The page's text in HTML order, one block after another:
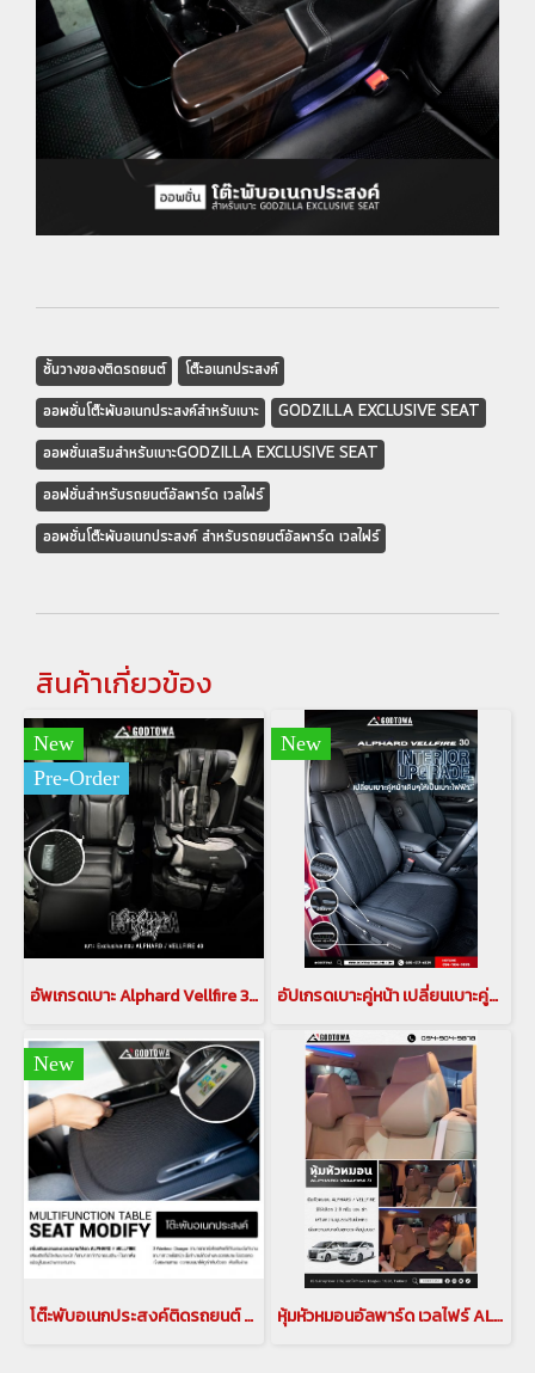
ชั้นวางของติดรถยนต์
โต๊ะอเนกประสงค์
ออพชั่นโต๊ะพับอเนกประสงค์สำหรับเบาะ
GODZILLA EXCLUSIVE SEAT
ออพชั่นเสริมสำหรับเบาะGODZILLA EXCLUSIVE SEAT
ออฟชั่นสำหรับรถยนต์อัลพาร์ด เวลไฟร์
ออพชั่นโต๊ะพับอเนกประสงค์ สำหรับรถยนต์อัลพาร์ด เวลไฟร์
สินค้าเกี่ยวข้อง
New
Pre-Order
อัพเกรดเบาะ Alphard Vellfire 30 เป็นทรง 40 Godzilla Exclusive Seat เบาะ Exclusive ทรง alphard vellfire 40
New
อัปเกรดเบาะคู่หน้า เปลี่ยนเบาะคู่หน้า ให้เป็นเบาะไฟฟ้า แบบตัวท็อป สำหรับรถ alphard vellfire 30 รุ่นปี 2015-2023
New
โต๊ะพับอเนกประสงค์ติดรถยนต์ สำหรับ รถยนต์อัลพาร์ด/เวลไฟร์ 2015-2023 โต๊ะทำงานติดรถยนต์อัลพาร์ด เวลไฟร์ ที่วางอเนกประสงค์ หลังเบาะคู่หน้า โต๊ะพับอเนกประสงค์ หุ้มหัวหมอนอัลพาร์ด เวลไฟร์ ALPHARD VELLFIRE 30 alphard accessories